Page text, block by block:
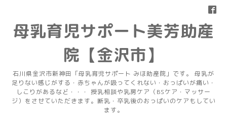
母乳育児サポート美芳助産
院【金沢市】
石川県金沢市新神田「母乳育児サポート みほ助産院」です。 母乳が
足りない感じがする・赤ちゃんが吸ってくれない・おっぱいが痛い・
しこりがあるなど・・・ 授乳相談や乳房ケア（BSケア・マッサー
ジ）をさせていただきます。断乳・卒乳後のおっぱいのケアもしてい
ます。